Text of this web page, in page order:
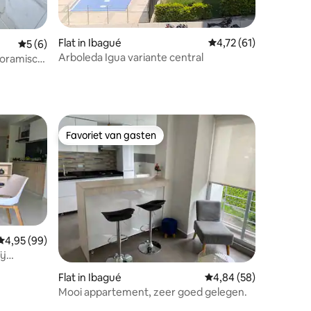
Gemiddelde beoordeling van 5 op 5, 6 recensies
5 (6)
Flat in Ibagué Gemiddelde
4,72 (61)
Arboleda Igua variante central
beoordeling van 4,95 op 5, 99 recensies
4,95 (99)
Favoriet van gasten
Favoriet van gasten
Flat in Ibagué Gemiddelde
4,84 (58)
Mooi appartement, zeer goed gelegen.